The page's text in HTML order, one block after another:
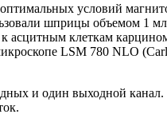
условий
шприцы объемом 1
асцитным клеткам
LSM 780 NLO
и один выходной